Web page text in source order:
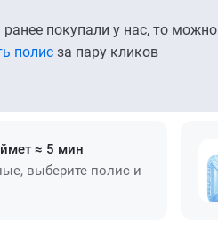
покупали у нас, то можно
полис за пару кликов
≈ 5 мин
выберите полис и